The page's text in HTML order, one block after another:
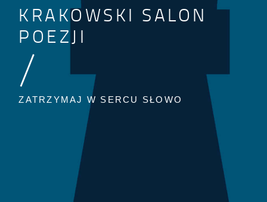
KRAKOWSKI SALON
POEZJI
/
ZATRZYMAJ W SERCU SŁOWO